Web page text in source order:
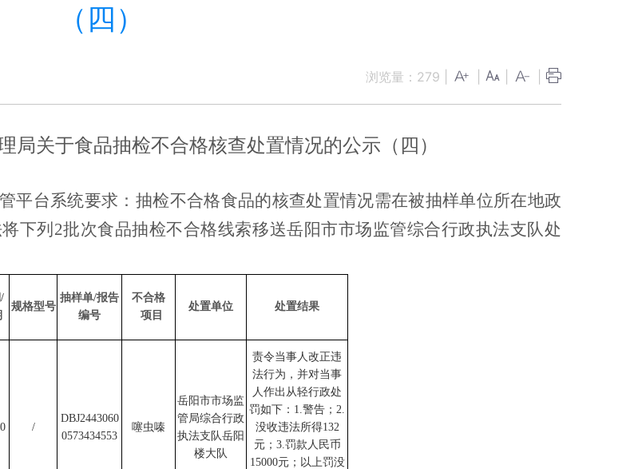
（四）
浏览量： 279
局关于食品抽检不合格核查处置情况的公示（四）
平台系统要求：抽检不合格食品的核查处置情况需在被抽样单位所在地政
下列 2批次食品抽检不合格线索移送岳阳市市场监管综合行政执法支队处
/
规格型号
抽样单/报告
编号
不合格
项目
处置单位 处置结果
/
DBJ2443060
0573434553
噻虫嗪
岳阳市市场监
管局综合行政
执法支队岳阳
楼大队
责令当事人改正违
法行为，并对当事
人作出从轻行政处
罚如下： 1.警告；2.
没收违法所得132
元；3.罚款人民币
15000元；以上罚没